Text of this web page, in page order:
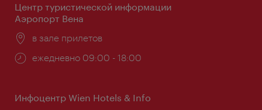
Центр туристической информации
Аэропорт Вена
Расположение:
в зале прилетов
Часы
ежедневно 09:00 - 18:00
Инфоцентр Wien Hotels & Info